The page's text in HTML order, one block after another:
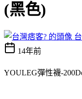
(黑色)
14年前
YOULEG彈性襪-